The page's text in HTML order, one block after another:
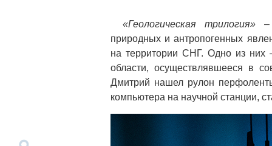
«Геологическая трилогия» –
природных и антропогенных
на территории СНГ. Одно из них
области, осуществлявшееся в
Дмитрий нашел рулон
компьютера на научной станции,